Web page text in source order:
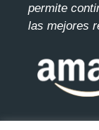
permite
las mejores